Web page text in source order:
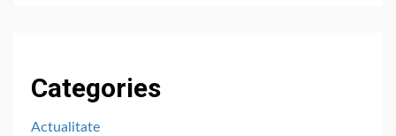
Categories
Actualitate